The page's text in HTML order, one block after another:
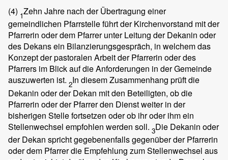
(4) 1Zehn Jahre nach der Übertragung einer
gemeindlichen Pfarrstelle führt der Kirchenvorstand mit der
Pfarrerin oder dem Pfarrer unter Leitung der Dekanin oder
des Dekans ein Bilanzierungsgespräch, in welchem das
Konzept der pastoralen Arbeit der Pfarrerin oder des
Pfarrers im Blick auf die Anforderungen in der Gemeinde
auszuwerten ist. 2In diesem Zusammenhang prüft die
Dekanin oder der Dekan mit den Beteiligten, ob die
Pfarrerin oder der Pfarrer den Dienst weiter in der
bisherigen Stelle fortsetzen oder ob ihr oder ihm ein
Stellenwechsel empfohlen werden soll. 3Die Dekanin oder
der Dekan spricht gegebenenfalls gegenüber der Pfarrerin
oder dem Pfarrer die Empfehlung zum Stellenwechsel aus